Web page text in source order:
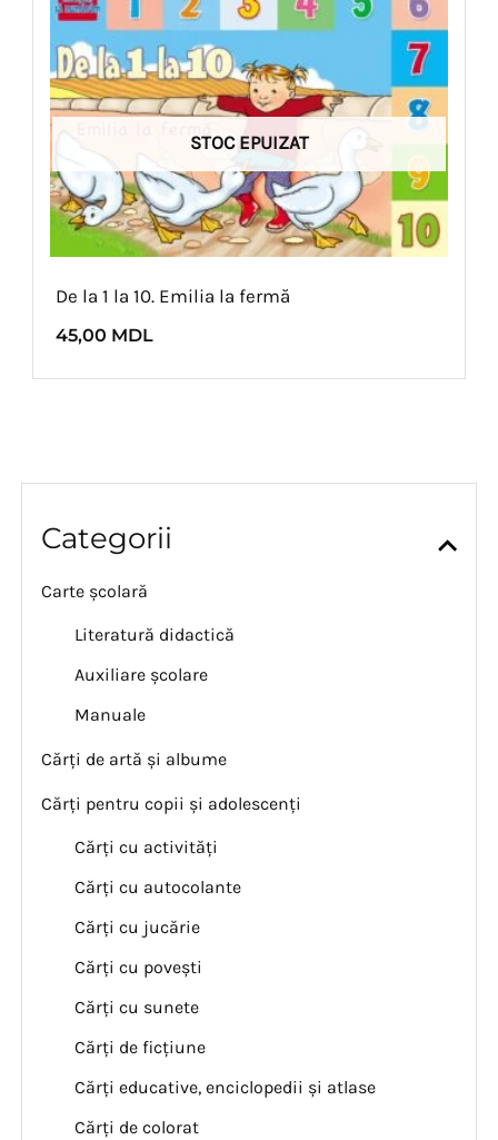
Categorii
Carte școlară
Literatură didactică
Auxiliare școlare
Manuale
Cărți de artă și albume
Cărți pentru copii și adolescenți
Cărți cu activități
Cărți cu autocolante
Cărți cu jucărie
Cărți cu povești
Cărți cu sunete
Cărți de ficțiune
Cărți educative, enciclopedii și atlase
Cărți de colorat
STOC EPUIZAT
De la 1 la 10. Emilia la fermă
45,00 MDL